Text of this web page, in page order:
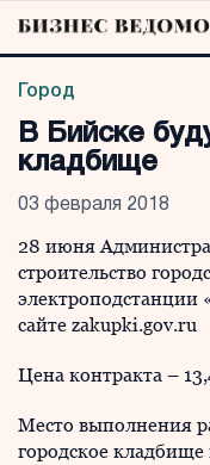
Город
В Бийске
кладбище
03 февраля 2018
28 июня
строительство
электроподстанции
сайте zakupki.gov.ru
Цена контракта –
Место выполнения
городское